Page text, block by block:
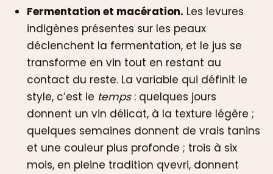
Fermentation et macération. Les levures
indigènes présentes sur les peaux
déclenchent la fermentation, et le jus se
transforme en vin tout en restant au
contact du reste. La variable qui définit le
style, c’est le temps: quelques jours
donnent un vin délicat, à la texture légère ;
quelques semaines donnent de vrais tanins
et une couleur plus profonde ; trois à six
mois, en pleine tradition qvevri, donnent